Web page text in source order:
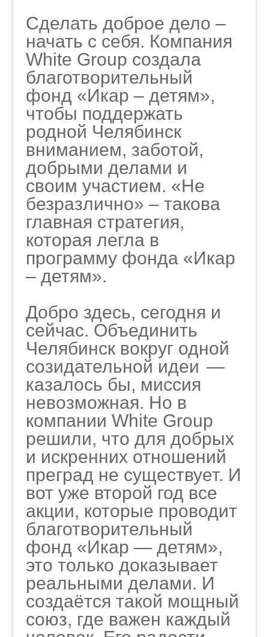
Сделать доброе дело –
начать с себя. Компания
White Group создала
благотворительный
фонд «Икар – детям»,
чтобы поддержать
родной Челябинск
вниманием, заботой,
добрыми делами и
своим участием. «Не
безразлично» – такова
главная стратегия,
которая легла в
программу фонда «Икар
– детям».
Добро здесь, сегодня и
сейчас. Объединить
Челябинск вокруг одной
созидательной идеи —
казалось бы, миссия
невозможная. Но в
компании White Group
решили, что для добрых
и искренних отношений
преград не существует. И
вот уже второй год все
акции, которые проводит
благотворительный
фонд «Икар — детям»,
это только доказывает
реальными делами. И
создаётся такой мощный
союз, где важен каждый